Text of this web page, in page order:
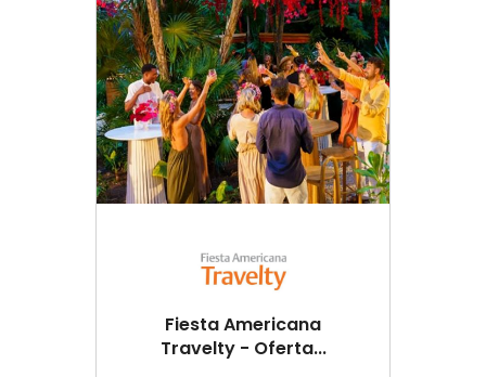
Fiesta Americana
Travelty - Oferta...